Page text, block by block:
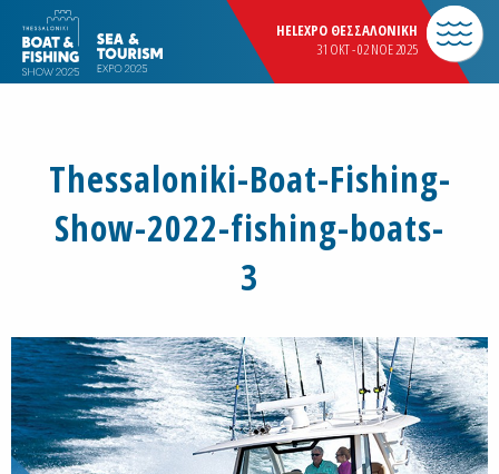
HELEXPO ΘΕΣΣΑΛΟΝΙΚΗ
31 OKT - 02 NOE 2025
Thessaloniki-Boat-Fishing-
Show-2022-fishing-boats-
3